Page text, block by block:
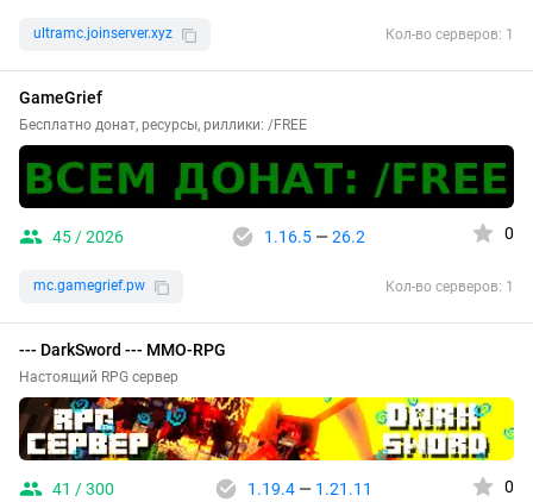
ultramc.joinserver.xyz Кол-во серверов: 1
GameGrief
Бесплатно донат, ресурсы, риллики: /FREE
45 / 2026 1.16.5— 26.2 0
mc.gamegrief.pw Кол-во серверов: 1
--- DarkSword --- MMO-RPG
Настоящий RPG сервер
41 / 300 1.19.4— 1.21.11 0